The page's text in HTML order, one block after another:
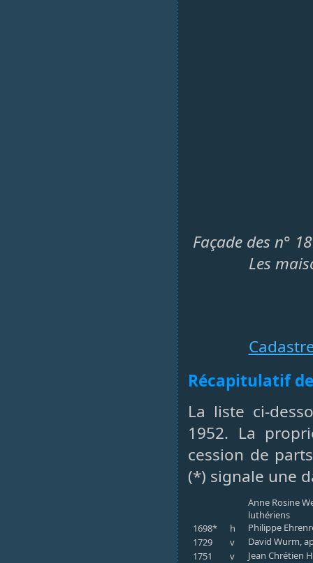
Façade des n°
Les
Récapitulatif
La liste ci-
1952. La
cession de
(*) signale une
Anne Rosine
luthériens
1698*
h
Philippe
1729
v
David Wurm,
1751
v
Jean Chrétien